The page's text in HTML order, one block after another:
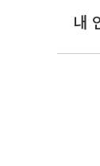
내